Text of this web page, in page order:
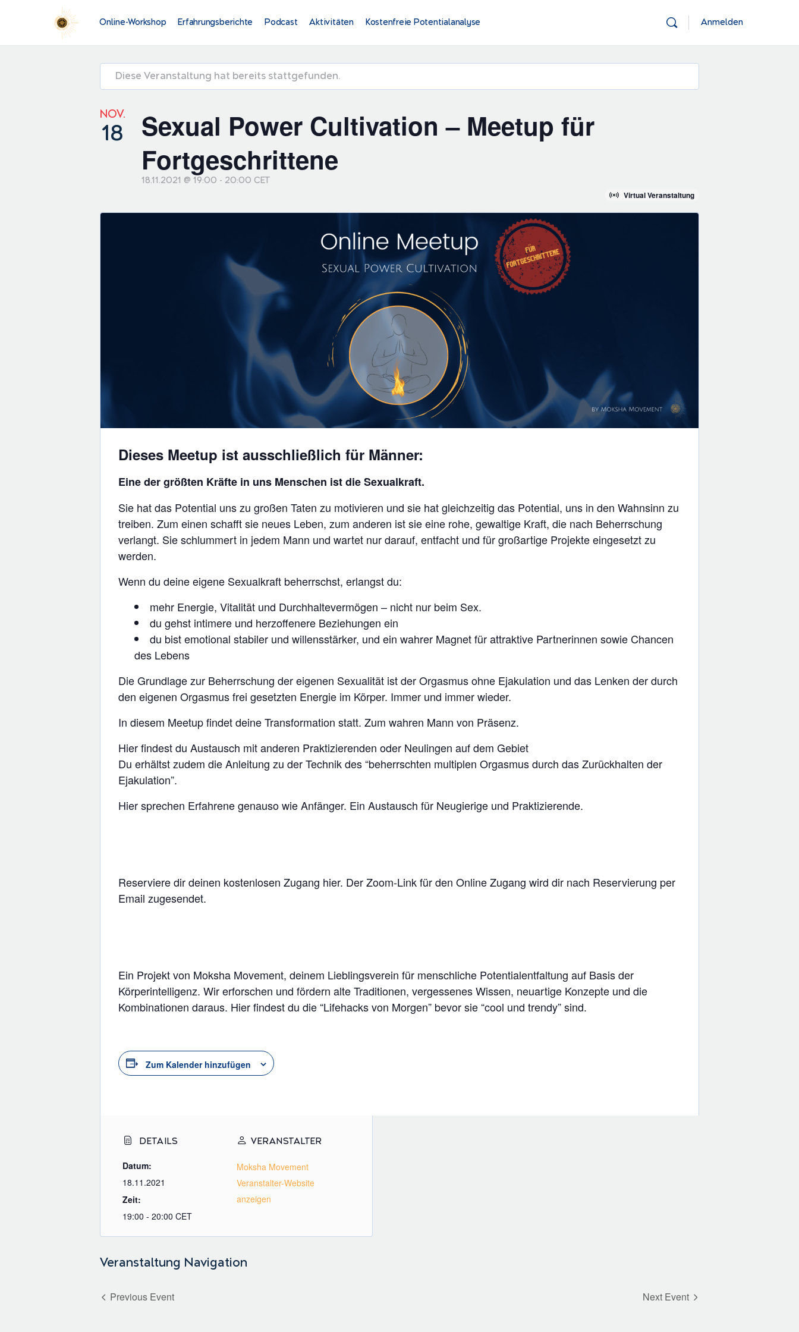
Online-Workshop Erfahrungsberichte Podcast Aktivitäten Kostenfreie Potentialanalyse Anmelden
Diese Veranstaltung hat bereits stattgefunden.
NOV.
18
Sexual Power Cultivation – Meetup für
Fortgeschrittene
18.11.2021 @ 19:00 - 20:00 CET
Virtual Veranstaltung
Dieses Meetup ist ausschließlich für Männer:
Eine der größten Kräfte in uns Menschen ist die Sexualkraft.
Sie hat das Potential uns zu großen Taten zu motivieren und sie hat gleichzeitig das Potential, uns in den Wahnsinn zu
treiben. Zum einen schafft sie neues Leben, zum anderen ist sie eine rohe, gewaltige Kraft, die nach Beherrschung
verlangt. Sie schlummert in jedem Mann und wartet nur darauf, entfacht und für großartige Projekte eingesetzt zu
werden.
Wenn du deine eigene Sexualkraft beherrschst, erlangst du:
mehr Energie, Vitalität und Durchhaltevermögen – nicht nur beim Sex.
du gehst intimere und herzoffenere Beziehungen ein
du bist emotional stabiler und willensstärker, und ein wahrer Magnet für attraktive Partnerinnen sowie Chancen
des Lebens
Die Grundlage zur Beherrschung der eigenen Sexualität ist der Orgasmus ohne Ejakulation und das Lenken der durch
den eigenen Orgasmus frei gesetzten Energie im Körper. Immer und immer wieder.
In diesem Meetup findet deine Transformation statt. Zum wahren Mann von Präsenz.
Hier findest du Austausch mit anderen Praktizierenden oder Neulingen auf dem Gebiet
Du erhältst zudem die Anleitung zu der Technik des “beherrschten multiplen Orgasmus durch das Zurückhalten der
Ejakulation”.
Hier sprechen Erfahrene genauso wie Anfänger. Ein Austausch für Neugierige und Praktizierende.
Reserviere dir deinen kostenlosen Zugang hier. Der Zoom-Link für den Online Zugang wird dir nach Reservierung per
Email zugesendet.
Ein Projekt von Moksha Movement, deinem Lieblingsverein für menschliche Potentialentfaltung auf Basis der
Körperintelligenz. Wir erforschen und fördern alte Traditionen, vergessenes Wissen, neuartige Konzepte und die
Kombinationen daraus. Hier findest du die “Lifehacks von Morgen” bevor sie “cool und trendy” sind.
Zum Kalender hinzufügen
DETAILS
Datum:
18.11.2021
Zeit:
19:00 - 20:00 CET
VERANSTALTER
Moksha Movement
Veranstalter-Website
anzeigen
Veranstaltung Navigation
Previous Event Next Event